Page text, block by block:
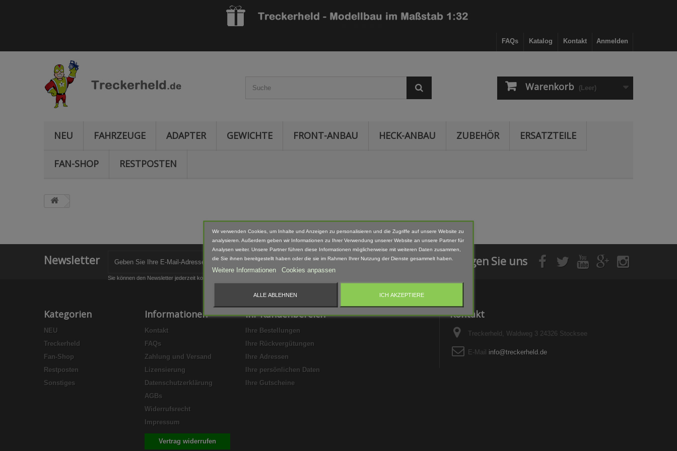
Anmelden
Kontakt
Katalog
FAQs
Warenkorb (Leer)
NEU FAHRZEUGE ADAPTER GEWICHTE FRONT-ANBAU HECK-ANBAU ZUBEHÖR ERSATZTEILE
FAN-SHOP RESTPOSTEN
Newsletter
Sie können den Newsletter jederzeit kostenlos abbestellen.
Folgen Sie uns
Kategorien
NEU
Treckerheld
Fan-Shop
Restposten
Sonstiges
Informationen
Kontakt
FAQs
Zahlung und Versand
Lizensierung
Datenschutzerklärung
AGBs
Widerrufsrecht
Impressum
Vertrag widerrufen
Ihr Kundenbereich
Ihre Bestellungen
Ihre Rückvergütungen
Ihre Adressen
Ihre persönlichen Daten
Ihre Gutscheine
Kontakt
Treckerheld, Waldweg 3 24326 Stocksee
E-Mail info@treckerheld.de
Wir verwenden Cookies, um Inhalte und Anzeigen zu personalisieren und die Zugriffe auf unsere Website zu
analysieren. Außerdem geben wir Informationen zu Ihrer Verwendung unserer Website an unsere Partner für
Analysen weiter. Unsere Partner führen diese Informationen möglicherweise mit weiteren Daten zusammen,
die Sie ihnen bereitgestellt haben oder die sie im Rahmen Ihrer Nutzung der Dienste gesammelt haben.
Weitere Informationen Cookies anpassen
ALLE ABLEHNEN ICH AKZEPTIERE